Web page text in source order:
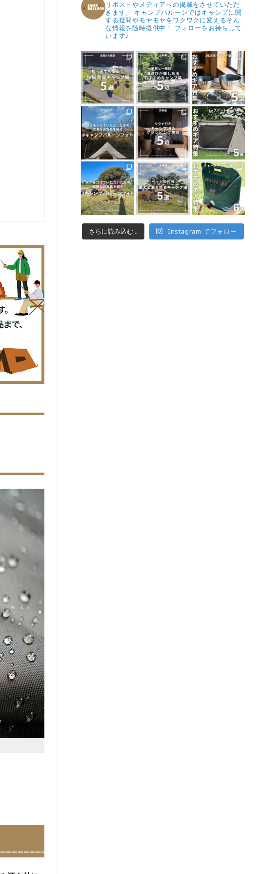
リポストやメディアへの掲載をさせていただ
きます。
キャンプバルーンではキャンプに関
する疑問やモヤモヤをワクワクに変えるそん
な情報を随時提供中！
フォローをお待ちして
います♪
さらに読み込む... Instagram でフォロー